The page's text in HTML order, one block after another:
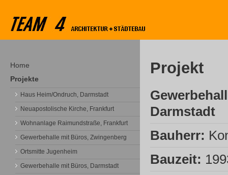
Home
Projekte
Haus Heim/Ondruch, Darmstadt
Neuapostolische Kirche, Frankfurt
Wohnanlage Raimundstraße, Frankfurt
Gewerbehalle mit Büros, Zwingenberg
Ortsmitte Jugenheim
Gewerbehalle mit Büros, Darmstadt
Projekt
Darmstadt
Bauherr:
Bauzeit: